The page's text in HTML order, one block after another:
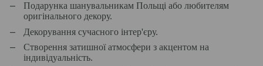
Подарунка шанувальникам Польщі або любителям
оригінального декору.
Декорування сучасного інтер'єру.
Створення затишної атмосфери з акцентом на
індивідуальність.